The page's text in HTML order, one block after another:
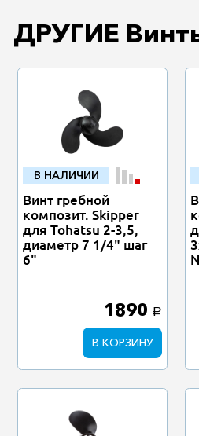
ДРУГИЕ
В НАЛИЧИИ
Винт гребной
композит. Skipper
для Tohatsu 2-3,5,
диаметр 7 1/4" шаг
6"
1890 a
В КОРЗИНУ